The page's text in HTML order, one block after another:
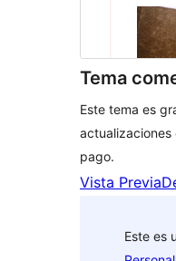
Tema
Este tema es
pago.
Vista Previa
Este es